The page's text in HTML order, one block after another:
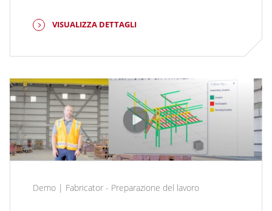
VISUALIZZA DETTAGLI
Demo | Fabricator - Preparazione del lavoro